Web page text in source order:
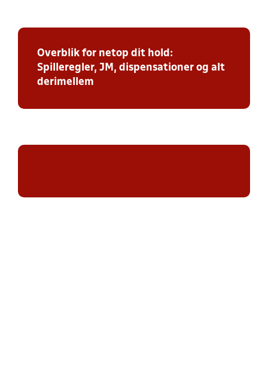
Overblik for netop dit hold:
Spilleregler, JM, dispensationer og alt
derimellem